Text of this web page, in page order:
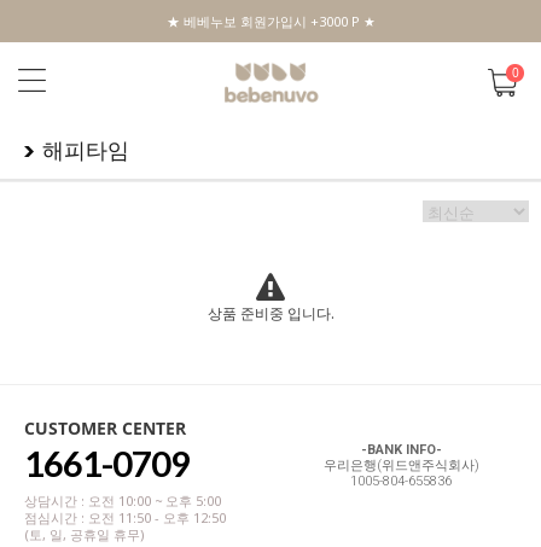
★ 베베누보 회원가입시 +3000 P ★
0
해피타임
상품 준비중 입니다.
CUSTOMER CENTER
1661-0709
상담시간 : 오전 10:00 ~ 오후 5:00
점심시간 : 오전 11:50 - 오후 12:50
(토, 일, 공휴일 휴무)
-BANK INFO-
우리은행(위드앤주식회사)
1005-804-655836